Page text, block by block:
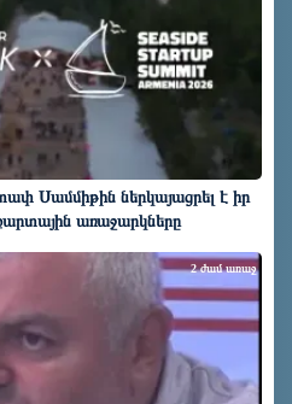
Սամմիթին ներկայացրել է իր
առաջարկները
2 ժամ առաջ